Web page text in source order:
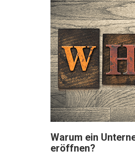
Warum ein
eröffnen?